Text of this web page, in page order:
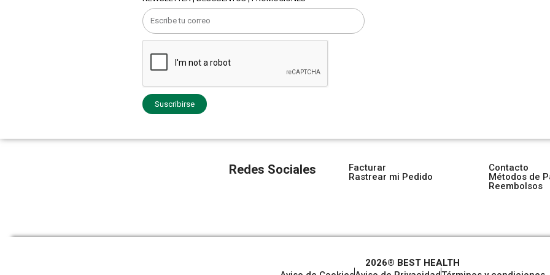
Suscribirse
Redes Sociales
Facturar
Rastrear mi Pedido
Contacto
Métodos de
Reembolsos
2026® BEST HEALTH